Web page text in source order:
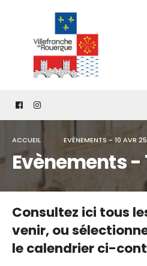
content
ACCUEIL EVÈNEMENTS - 10 AVR 25
Evènements -
Consultez ici tous
venir,ou
le calendrier ci-